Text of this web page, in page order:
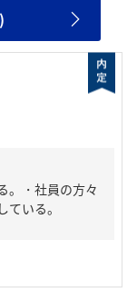
。・社員の方々
いる。